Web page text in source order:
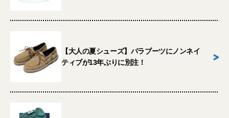
【大人の夏シューズ】パラブーツにノンネイ
ティブが13年ぶりに別注！
>